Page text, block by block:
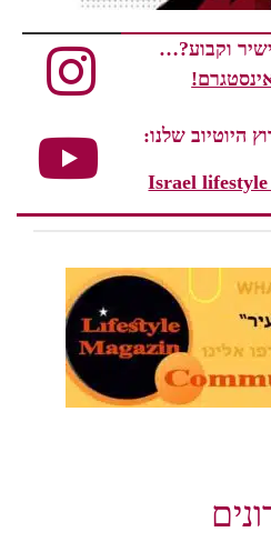
וקבוע?…
היוטיוב שלנו:
Israel lifestyle